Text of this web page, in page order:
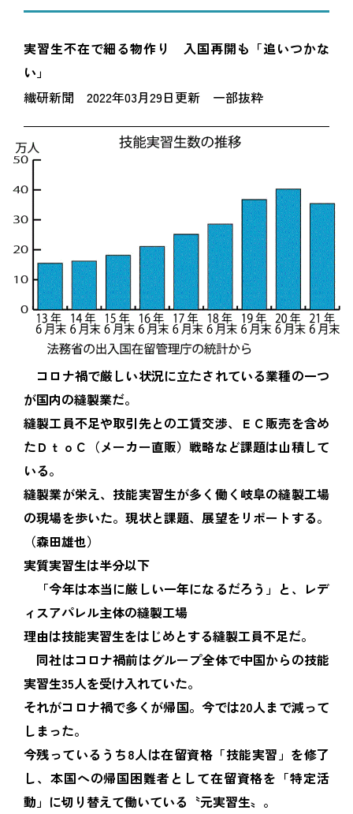
実習生不在で細る物作り 入国再開も「追いつかな
い」
繊研新聞 2022年03月29日更新 一部抜粋
コロナ禍で厳しい状況に立たされている業種の一つ
が国内の縫製業だ。
縫製工員不足や取引先との工賃交渉、ＥＣ販売を含め
たＤｔｏＣ（メーカー直販）戦略など課題は山積して
いる。
縫製業が栄え、技能実習生が多く働く岐阜の縫製工場
の現場を歩いた。現状と課題、展望をリポートする。
（森田雄也）
実質実習生は半分以下
「今年は本当に厳しい一年になるだろう」と、レデ
ィスアパレル主体の縫製工場
理由は技能実習生をはじめとする縫製工員不足だ。
同社はコロナ禍前はグループ全体で中国からの技能
実習生35人を受け入れていた。
それがコロナ禍で多くが帰国。今では20人まで減って
しまった。
今残っているうち8人は在留資格「技能実習」を修了
し、本国への帰国困難者として在留資格を「特定活
動」に切り替えて働いている〝元実習生〟。